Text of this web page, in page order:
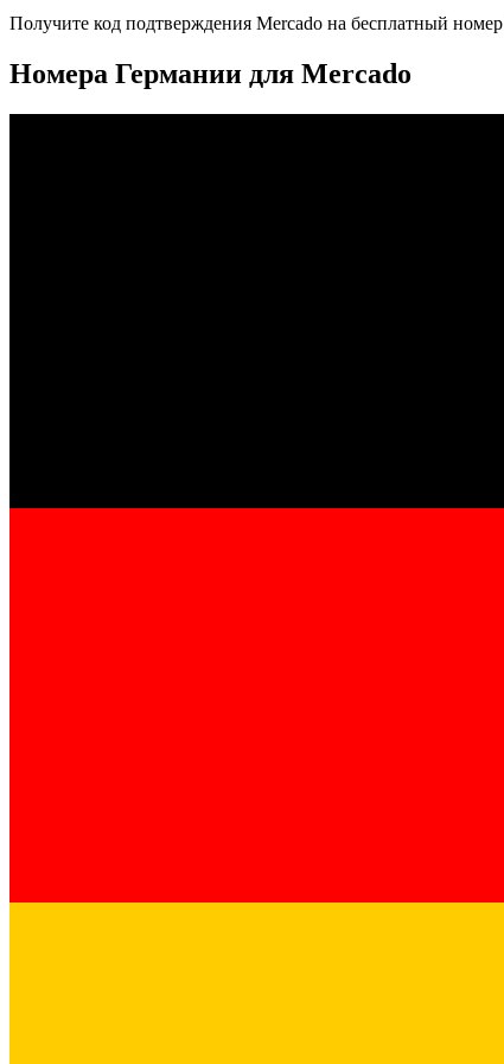
Получите код подтверждения Mercado на бесплатный номер
Номера Германии для Mercado